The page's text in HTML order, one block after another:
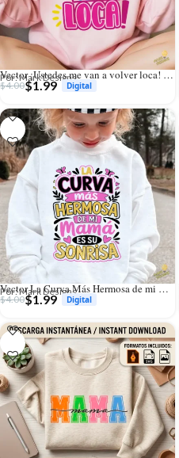
Vector ¡Ustedes me van a volver loca! Diseño Divertido para Sublimar
Por: Mark Designs
$4.00$1.99
Vector La Curva Más Hermosa de mi Mamá es su Sonrisa para Sublimación
Por: Mark Designs
$4.00$1.99